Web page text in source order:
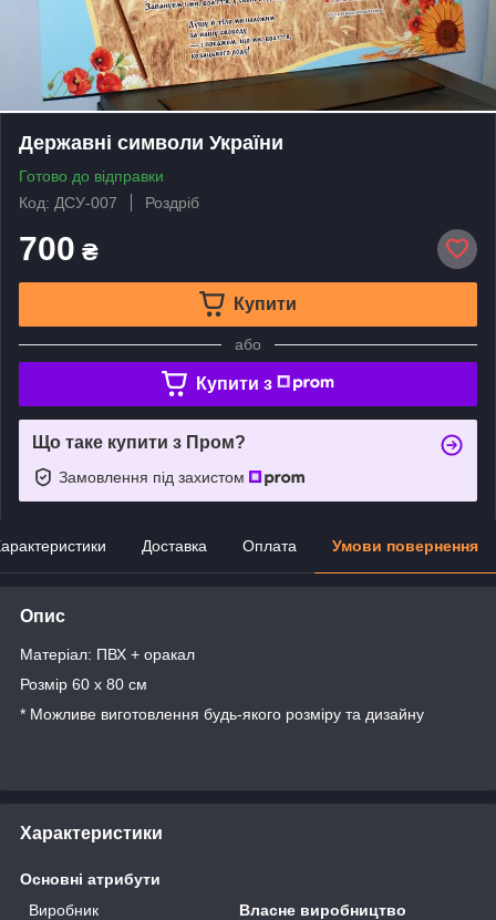
Державні символи України
Готово до відправки
Код: ДСУ-007
Роздріб
700 ₴
Купити
або
Купити з
Що таке купити з Пром?
Замовлення під захистом
Доставка Оплата Умови повернення
Опис
Матеріал: ПВХ + оракал
Розмір 60 х 80 см
* Можливе виготовлення будь-якого розміру та дизайну
Характеристики
Основні атрибути
Виробник
Власне виробництво